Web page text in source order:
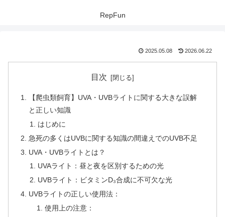
RepFun
2025.05.08 2026.06.22
目次
【爬虫類飼育】UVA・UVBライトに関する大きな誤解
と正しい知識
はじめに
急死の多くはUVBに関する知識の間違えでのUVB不足
UVA・UVBライトとは？
UVAライト：昼と夜を区別するための光
UVBライト：ビタミンD₃合成に不可欠な光
UVBライトの正しい使用法：
使用上の注意：